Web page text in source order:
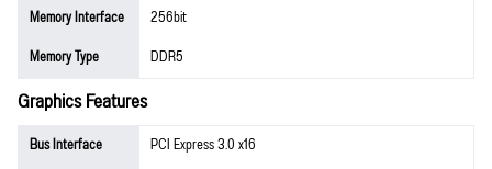
Memory Interface
256bit
Memory Type
DDR5
Graphics Features
Bus Interface
PCI Express 3.0 x16